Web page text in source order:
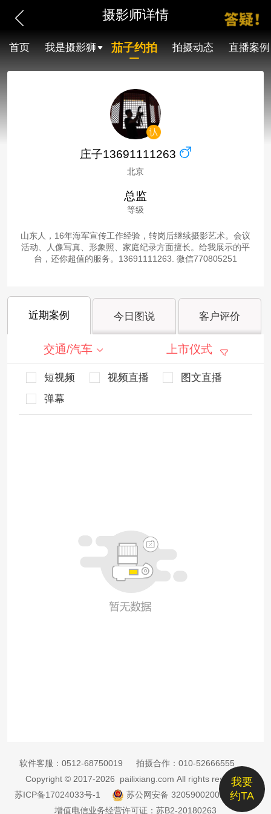
摄影师详情
首页 我是摄影狮 茄子约拍 拍摄动态 直播案例
庄子13691111263
北京
总监
等级
山东人，16年海军宣传工作经验，转岗后继续摄影艺术。会议
活动、人像写真、形象照、家庭纪录方面擅长。给我展示的平
台，还你超值的服务。13691111263. 微信770805251
近期案例 今日图说 客户评价
交通/汽车 上市仪式
短视频 视频直播
图文直播
弹幕
我要
约TA
软件客服： 0512-68750019 拍摄合作： 010-52666555
Copyright © 2017-2026 pailixiang.com All rights reserved
苏ICP备17024033号-1
苏公网安备 32059002002885号
增值电信业务经营许可证：苏B2-20180263